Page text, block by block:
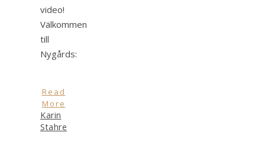
video!
Välkommen
till
Nygårds:
Read
More
Karin
Stahre